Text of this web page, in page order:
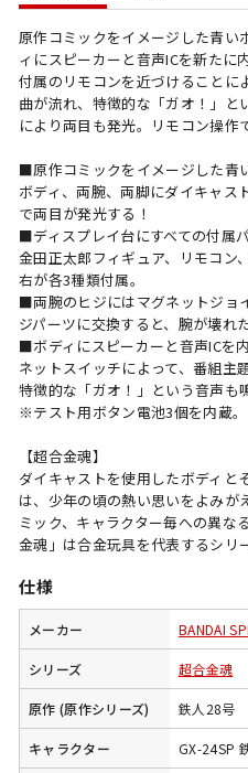
原作コミックをイメージした青い
ィにスピーカーと音声ICを新たに内
付属のリモコンを近づけることに
曲が流れ、特徴的な「ガオ！」と
により両目も発光。リモコン操作
■原作コミックをイメージした青
ボディ、両腕、両脚にダイキャス
で両目が発光する！
■ディスプレイ台にすべての付属
金田正太郎フィギュア、リモコン
右が各3種類付属。
■両腕のヒジにはマグネットジョ
ジパーツに交換すると、腕が壊れ
■ボディにスピーカーと音声ICを
ネットスイッチによって、番組主
特徴的な「ガオ！」という音声も
※テスト用ボタン電池3個を内蔵。
【超合金魂】
ダイキャストを使用したボディと
は、少年の頃の熱い思いをよみが
ミック、キャラクター毎への異な
金魂」は合金玩具を代表するシリ
仕様
メーカー BANDAI
シリーズ 超合金魂
原作 (原作シリーズ) 鉄人28号
キャラクター GX-24SP